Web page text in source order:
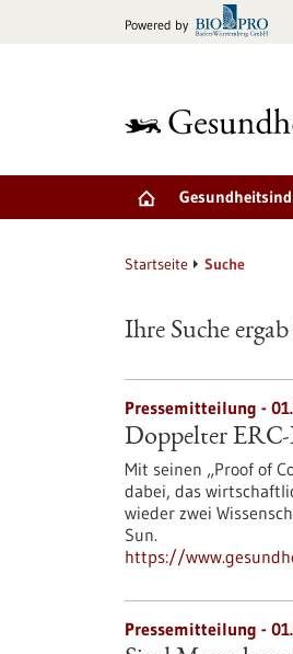
Powered by
Startseite Suche
Ihre Suche
Pressemitteilung -
Doppelter
Mit seinen „Proof of
dabei, das
wieder zwei
Sun.
https://
Pressemitteilung -